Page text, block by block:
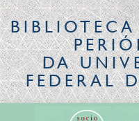
DA
FEDERAL